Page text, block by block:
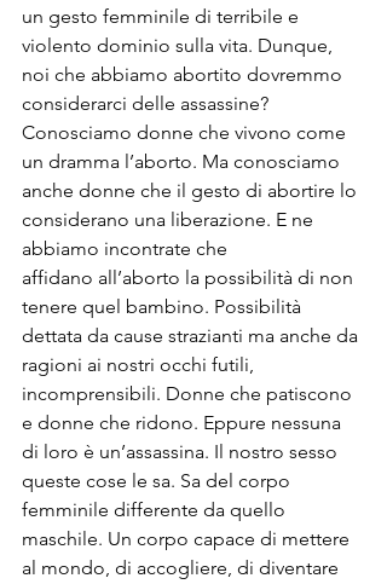
un gesto femminile di terribile e
violento dominio sulla vita. Dunque,
noi che abbiamo abortito dovremmo
considerarci delle assassine?
Conosciamo donne che vivono come
un dramma l’aborto. Ma conosciamo
anche donne che il gesto di abortire lo
considerano una liberazione. E ne
abbiamo incontrate che
affidano all’aborto la possibilità di non
tenere quel bambino. Possibilità
dettata da cause strazianti ma anche da
ragioni ai nostri occhi futili,
incomprensibili. Donne che patiscono
e donne che ridono. Eppure nessuna
di loro è un’assassina. Il nostro sesso
queste cose le sa. Sa del corpo
femminile differente da quello
maschile. Un corpo capace di mettere
al mondo, di accogliere, di diventare